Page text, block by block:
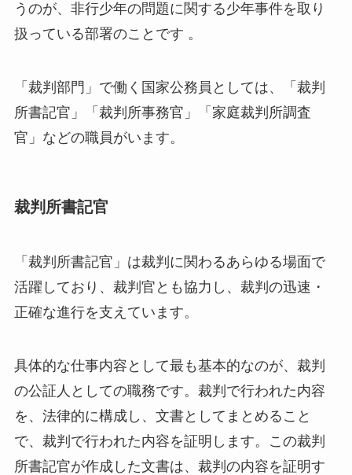
うのが、非行少年の問題に関する少年事件を取り
扱っている部署のことです 。
「裁判部門」で働く国家公務員としては、「裁判
所書記官」「裁判所事務官」「家庭裁判所調査
官」などの職員がいます。
裁判所書記官
「裁判所書記官」は裁判に関わるあらゆる場面で
活躍しており、裁判官とも協力し、裁判の迅速・
正確な進行を支えています。
具体的な仕事内容として最も基本的なのが、裁判
の公証人としての職務です。裁判で行われた内容
を、法律的に構成し、文書としてまとめること
で、裁判で行われた内容を証明します。この裁判
所書記官が作成した文書は、裁判の内容を証明す